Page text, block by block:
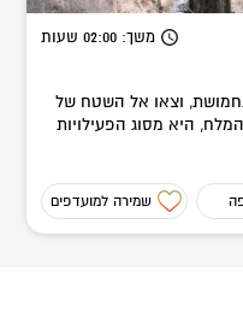
משך: 02:00 שעות
וצאו אל השטח של
היא מסוג הפעילויות
שמירה למועדפים